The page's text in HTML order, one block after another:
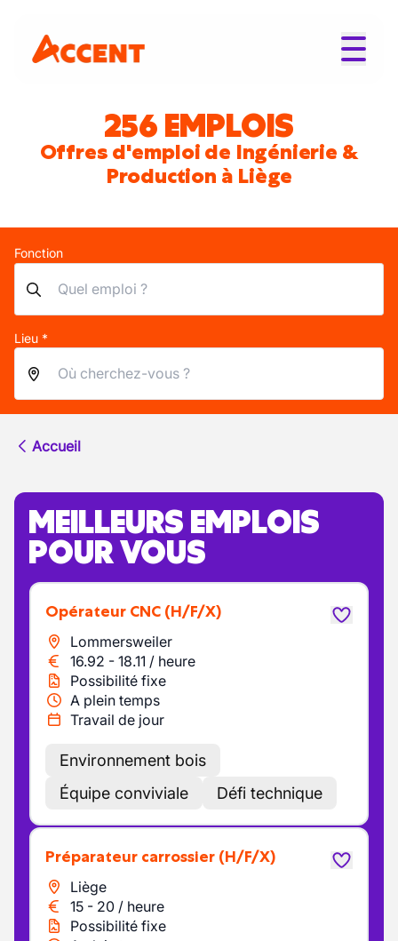
256 EMPLOIS
Offres d'emploi de Ingénierie &
Production à Liège
Fonction
Lieu *
Accueil
MEILLEURS EMPLOIS
POUR VOUS
Opérateur CNC (H/F/X)
Lommersweiler
16.92 - 18.11 / heure
Possibilité fixe
A plein temps
Travail de jour
Environnement bois
Équipe conviviale
Défi technique
Préparateur carrossier (H/F/X)
Liège
15 - 20 / heure
Possibilité fixe